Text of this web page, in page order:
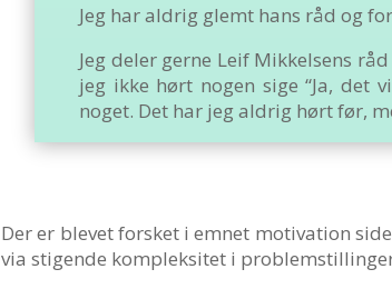
Jeg har aldrig glemt hans råd og
Jeg deler gerne Leif Mikkelsens
jeg ikke hørt nogen sige “Ja, det
noget. Det har jeg aldrig hørt før,
Der er blevet forsket i emnet motivation
via stigende kompleksitet i